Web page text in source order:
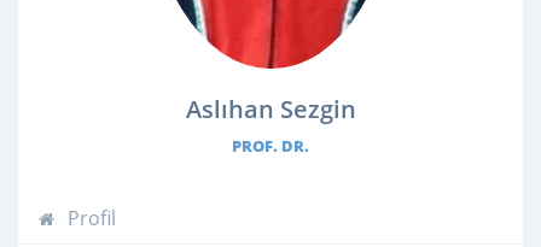
Aslıhan Sezgin
PROF. DR.
Profil